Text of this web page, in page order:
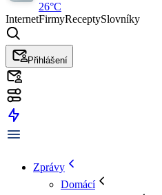
26°C
InternetFirmyReceptySlovníky
Přihlášení
Zprávy
Domácí